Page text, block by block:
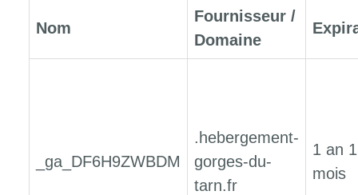
Nom
Fournisseur /
Domaine
_ga_DF6H9ZWBDM
.hebergement-
gorges-du-
tarn.fr
1 an 1
mois